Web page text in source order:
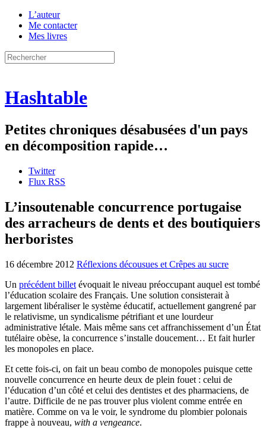
L’auteur
Me contacter
Mes livres
Hashtable
Petites chroniques désabusées d'un pays
en décomposition rapide…
Twitter
Flux RSS
L’insoutenable concurrence portugaise
des arracheurs de dents et des boutiquiers
herboristes
16 décembre 2012 Réflexions décousues et Crêpes au sucre
Un précédent billet évoquait le niveau préoccupant auquel est tombé
l’éducation scolaire des Français. Une solution consisterait à
largement libéraliser le système éducatif, actuellement gangrené par
le relativisme, un syndicalisme pétrifiant et une lourdeur
administrative létale. Mais même sans cet affranchissement d’un État
tutélaire obèse, la concurrence s’installe doucement… Et fait hurler
les monopoles en place.
Et cette fois-ci, on fait un beau combo de monopoles puisque cette
nouvelle concurrence en heurte deux de plein fouet : celui de
l’éducation d’un côté et celui des dentistes et des pharmaciens, de
l’autre. Difficile de ne pas trouver plus violent comme entrée en
matière. Comme on va le voir, le syndrome du plombier polonais
frappe à nouveau, with a vengeance.